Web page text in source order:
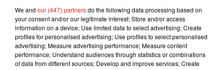
We and our (447) partnersdo the following data processing based on
your consent and/or our legitimate interest: Store and/or access
information on a device; Use limited data to select advertising; Create
profiles for personalised advertising; Use profiles to select personalised
advertising; Measure advertising performance; Measure content
performance; Understand audiences through statistics or combinations
of data from different sources; Develop and improve services; Create